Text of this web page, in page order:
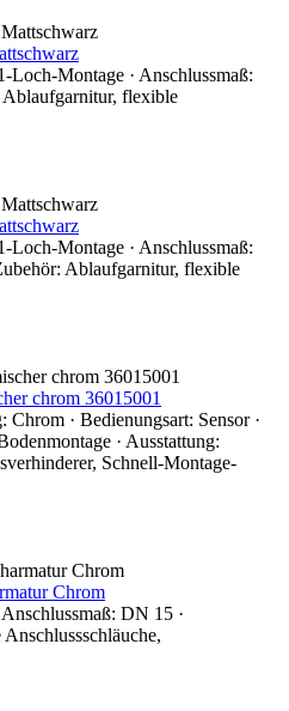
Loch-Montage · Anschlussmaß:
flexible
Loch-Montage · Anschlussmaß:
Ablaufgarnitur, flexible
chrom 36015001
· Bedienungsart: Sensor ·
· Ausstattung:
Schnell-Montage-
Chrom
DN 15 ·